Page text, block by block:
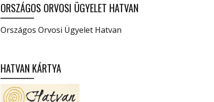
ORSZÁGOS ORVOSI ÜGYELET HATVAN
Országos Orvosi Ügyelet Hatvan
HATVAN KÁRTYA